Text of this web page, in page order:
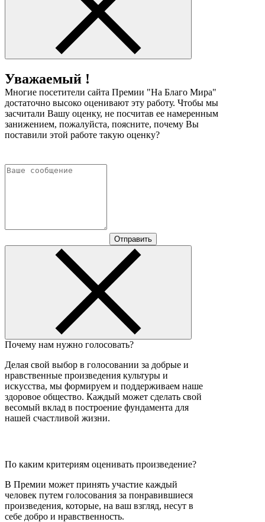
Уважаемый !
Многие посетители сайта Премии "На Благо Мира"
достаточно высоко оценивают эту работу. Чтобы мы
засчитали Вашу оценку, не посчитав ее намеренным
занижением, пожалуйста, поясните, почему Вы
поставили этой работе такую оценку?
Отправить
Почему нам нужно голосовать?
Делая свой выбор в голосовании за добрые и
нравственные произведения культуры и
искусства, мы формируем и поддерживаем наше
здоровое общество. Каждый может сделать свой
весомый вклад в построение фундамента для
нашей счастливой жизни.
По каким критериям оценивать произведение?
В Премии может принять участие каждый
человек путем голосования за понравившиеся
произведения, которые, на ваш взгляд, несут в
себе добро и нравственность.